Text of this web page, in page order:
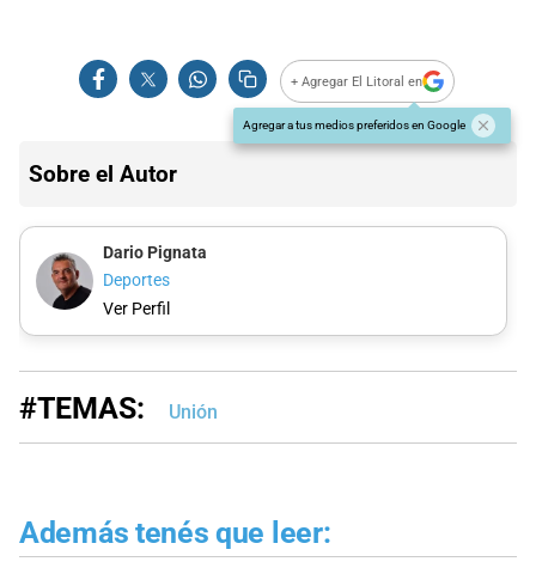
+ Agregar El Litoral en
Agregar a tus medios preferidos en Google
Sobre el Autor
Dario Pignata
Deportes
Ver Perfil
#TEMAS: Unión
Además tenés que leer: